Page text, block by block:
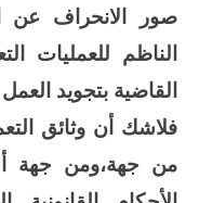
صور الانحراف عن
الناظم للعمليات
القاضية بتجويد
فلاشك أن وثائق
من جهة،ومن جهة